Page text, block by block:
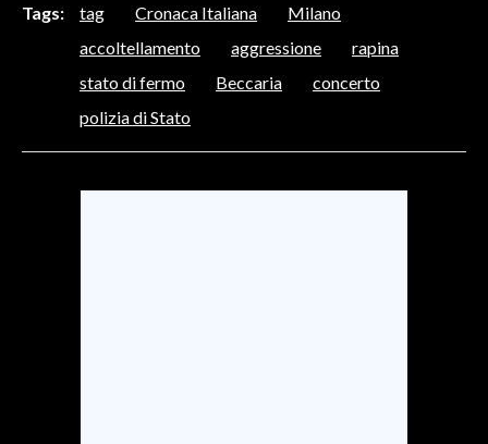
MOTORI
ALTRI SPORT
SPETTACOLI
Tags: tag Cronaca Italiana
Milano
accoltellamento
aggressione
rapina
stato di fermo
Beccaria
concerto
polizia di Stato